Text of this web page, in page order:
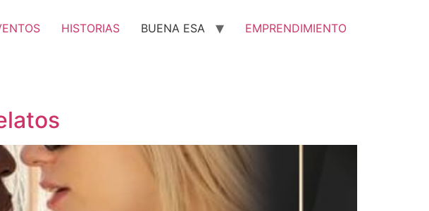
HISTORIAS BUENA ESA EMPRENDIMIENTO